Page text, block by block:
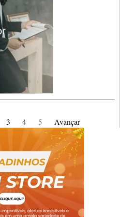
3 4 5 Avançar